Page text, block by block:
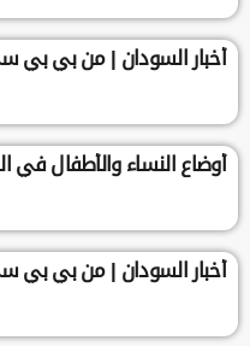
أخبار السودان | من بي بي سي – 11/
أوضاع النساء والأطفال في
أخبار السودان | من بي بي سي – 9/